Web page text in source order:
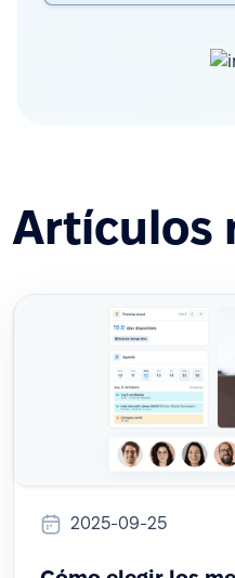
Artículos
2025-09-25